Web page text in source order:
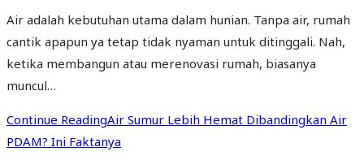
Air adalah kebutuhan utama dalam hunian. Tanpa air, rumah
cantik apapun ya tetap tidak nyaman untuk ditinggali. Nah,
ketika membangun atau merenovasi rumah, biasanya
muncul…
Continue ReadingAir Sumur Lebih Hemat Dibandingkan Air
PDAM? Ini Faktanya